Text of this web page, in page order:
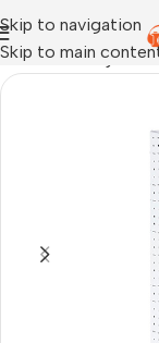
Skip to navigation
Skip to main
Начало›Албуми›